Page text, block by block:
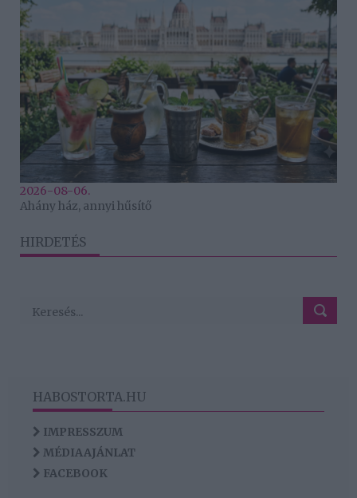
2026-08-06.
Ahány ház, annyi hűsítő
HIRDETÉS
HABOSTORTA.HU
IMPRESSZUM
MÉDIAAJÁNLAT
FACEBOOK